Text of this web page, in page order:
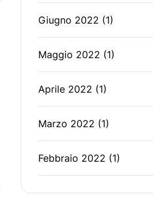
Giugno 2022 (1)
Maggio 2022 (1)
Aprile 2022 (1)
Marzo 2022 (1)
Febbraio 2022 (1)